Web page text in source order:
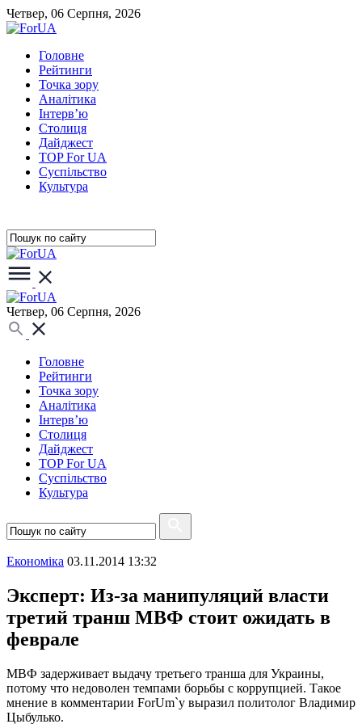
Четвер, 06 Серпня, 2026
Головне
Рейтинги
Точка зору
Аналітика
Інтерв’ю
Столиця
Дайджест
TOP For UA
Суспiльство
Культура
Четвер, 06 Серпня, 2026
Головне
Рейтинги
Точка зору
Аналітика
Інтерв’ю
Столиця
Дайджест
TOP For UA
Суспiльство
Культура
Економіка 03.11.2014 13:32
Эксперт: Из-за манипуляций власти
третий транш МВФ стоит ожидать в
феврале
МВФ задерживает выдачу третьего транша для Украины,
потому что недоволен темпами борьбы с коррупцией. Такое
мнение в комментарии ForUm`у выразил политолог Владимир
Цыбулько.